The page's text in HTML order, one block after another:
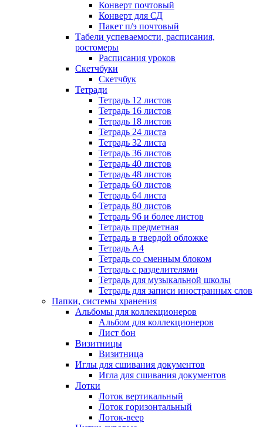
Конверт почтовый
Конверт для СД
Пакет п/э почтовый
Табели успеваемости, расписания,
ростомеры
Расписания уроков
Скетчбуки
Скетчбук
Тетради
Тетрадь 12 листов
Тетрадь 16 листов
Тетрадь 18 листов
Тетрадь 24 листа
Тетрадь 32 листа
Тетрадь 36 листов
Тетрадь 40 листов
Тетрадь 48 листов
Тетрадь 60 листов
Тетрадь 64 листа
Тетрадь 80 листов
Тетрадь 96 и более листов
Тетрадь предметная
Тетрадь в твердой обложке
Тетрадь А4
Тетрадь со сменным блоком
Тетрадь с разделителями
Тетрадь для музыкальной школы
Тетрадь для записи иностранных слов
Папки, системы хранения
Альбомы для коллекционеров
Альбом для коллекционеров
Лист бон
Визитницы
Визитница
Иглы для сшивания документов
Игла для сшивания документов
Лотки
Лоток вертикальный
Лоток горизонтальный
Лоток-веер